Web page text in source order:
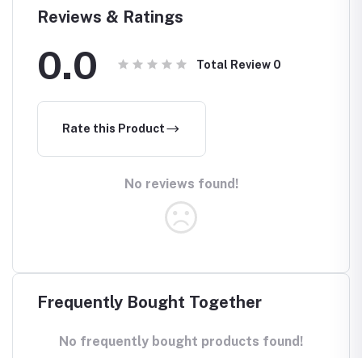
Brush for
Toddlers Ages
Color: Multicolor
Recom
Reviews & Ratings
0.0 Total Review 0
Rate this Product
No reviews found!
Frequently Bought Together
No frequently bought products found!